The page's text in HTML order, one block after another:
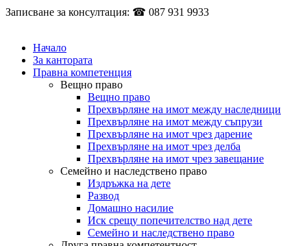
Записване за консултация: ☎ 087 931 9933
Начало
За кантората
Правна компетенция
Вещно право
Вещно право
Прехвърляне на имот между наследници
Прехвърляне на имот между съпрузи
Прехвърляне на имот чрез дарение
Прехвърляне на имот чрез делба
Прехвърляне на имот чрез завещание
Семейно и наследствено право
Издръжка на дете
Развод
Домашно насилие
Иск срещу попечителство над дете
Семейно и наследствено право